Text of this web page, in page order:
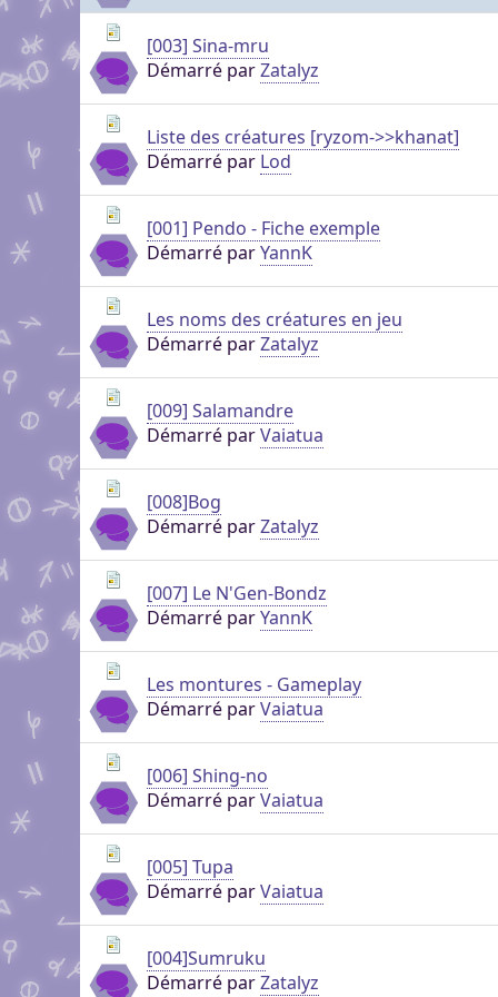
genre pour aider dans
Pour partager des
personne si vous n'êtes
Visioconférence
compte, via le
micro ! /!\ Ce n'est pas
principal d'échange,
Boutiques
Brillez aux couleurs de
quelques boutiques en
Nous soutenir
Aider Khaganat
Notre projet vit grâce
[003] Sina-mru
Démarré parZatalyz
Liste des créatures [ryzom->>khanat]
Démarré par Lod
[001] Pendo - Fiche exemple
Démarré parYannK
Les noms des créatures en jeu
Démarré parZatalyz
[009] Salamandre
Démarré parVaiatua
[008]Bog
Démarré parZatalyz
[007] Le N'Gen-Bondz
Démarré parYannK
Les montures - Gameplay
Démarré parVaiatua
[006] Shing-no
Démarré parVaiatua
[005] Tupa
Démarré parVaiatua
[004]Sumruku
Démarré parZatalyz